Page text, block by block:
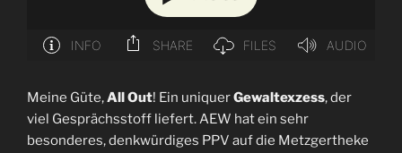
Meine Güte,All Out! Ein uniquerGewaltexzess, der
viel Gesprächsstoff liefert. AEW hat ein sehr
besonderes, denkwürdiges PPV auf die Metzgertheke